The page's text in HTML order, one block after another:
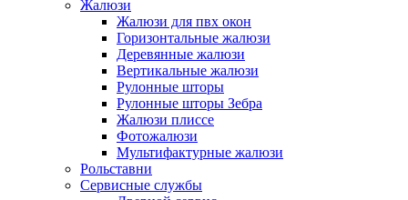
Жалюзи
Жалюзи для пвх окон
Горизонтальные жалюзи
Деревянные жалюзи
Вертикальные жалюзи
Рулонные шторы
Рулонные шторы Зебра
Жалюзи плиссе
Фотожалюзи
Мультифактурные жалюзи
Рольставни
Сервисные службы